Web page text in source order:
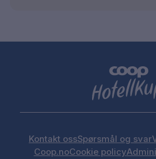
Kontakt ossSpørsmål og svar
Coop.noCookie policy